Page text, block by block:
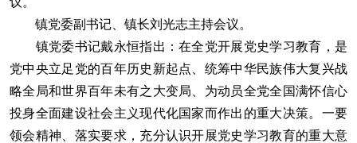
镇党委副书记、镇长刘光志主持会议。
镇党委书记戴永恒指出：在全党开展党史学习教育，是
党中央立足党的百年历史新起点、统筹中华民族伟大复兴战
略全局和世界百年未有之大变局、为动员全党全国满怀信心
投身全面建设社会主义现代化国家而作出的重大决策。一要
领会精神、落实要求，充分认识开展党史学习教育的重大意